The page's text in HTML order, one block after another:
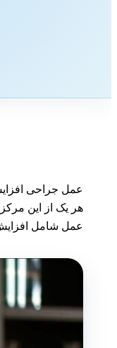
عمل جراحی
هر یک از این
عمل شامل افزایش